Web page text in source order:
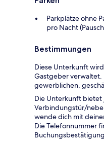
Parkplätze ohne
pro Nacht
Bestimmungen
Diese Unterkunft
Gastgeber
gewerblichen,
Die Unterkunft bietet
Verbindungstür/
wende dich mit
Die Telefonnummer